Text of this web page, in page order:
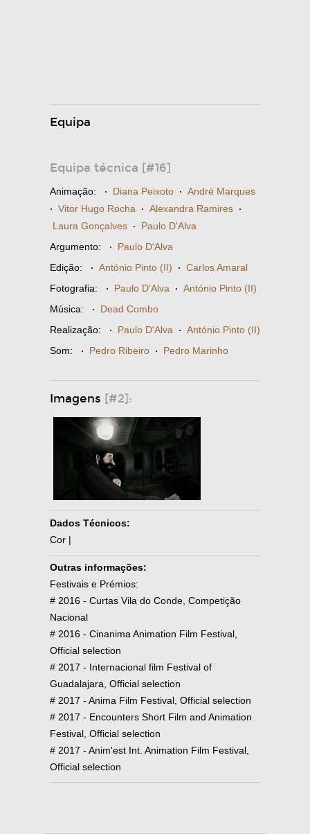
Equipa
Equipa técnica [#16]
Animação: · Diana Peixoto · André Marques
· Vitor Hugo Rocha · Alexandra Ramires ·
Laura Gonçalves · Paulo D'Alva
Argumento: · Paulo D'Alva
Edição: · António Pinto (II) · Carlos Amaral
Fotografia: · Paulo D'Alva · António Pinto (II)
Música: · Dead Combo
Realização: · Paulo D'Alva · António Pinto (II)
Som: · Pedro Ribeiro · Pedro Marinho
Imagens [#2]:
Dados Técnicos:
Cor |
Outras informações:
Festivais e Prémios:
# 2016 - Curtas Vila do Conde, Competição
Nacional
# 2016 - Cinanima Animation Film Festival,
Official selection
# 2017 - Internacional film Festival of
Guadalajara, Official selection
# 2017 - Anima Film Festival, Official selection
# 2017 - Encounters Short Film and Animation
Festival, Official selection
# 2017 - Anim'est Int. Animation Film Festival,
Official selection